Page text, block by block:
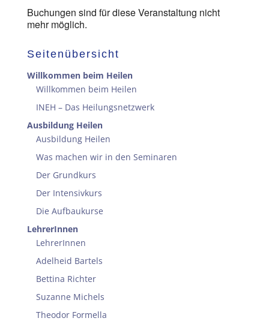
Buchungen sind für diese Veranstaltung nicht
mehr möglich.
Seitenübersicht
Willkommen beim Heilen
Willkommen beim Heilen
INEH – Das Heilungsnetzwerk
Ausbildung Heilen
Ausbildung Heilen
Was machen wir in den Seminaren
Der Grundkurs
Der Intensivkurs
Die Aufbaukurse
LehrerInnen
LehrerInnen
Adelheid Bartels
Bettina Richter
Suzanne Michels
Theodor Formella